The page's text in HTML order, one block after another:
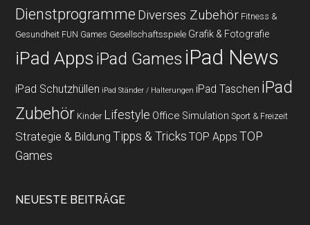
Dienstprogramme Diverses Zubehör Fitness &
Gesundheit FUN Games Gesellschaftsspiele Grafik & Fotografie
iPad Apps iPad Games iPad News
iPad Schutzhüllen iPad Ständer / Halterungen iPad Taschen iPad
Zubehör Kinder Lifestyle Office Simulation Sport & Freizeit
Strategie & Bildung Tipps & Tricks TOP Apps TOP
Games
NEUESTE BEITRÄGE